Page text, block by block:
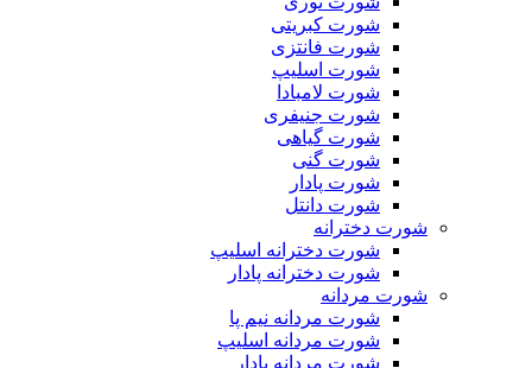
شورت کبریتی
شورت فانتزی
شورت اسلیپ
شورت لامبادا
شورت جنیفری
شورت گیاهی
شورت گنی
شورت پادار
شورت دانتل
شورت دخترانه
شورت دخترانه اسلیپ
شورت دخترانه پادار
شورت مردانه
شورت مردانه نیم پا
شورت مردانه اسلیپ
شورت مردانه پادار